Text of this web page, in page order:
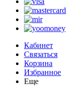
Кабинет
Связаться
Корзина
Избранное
Еще